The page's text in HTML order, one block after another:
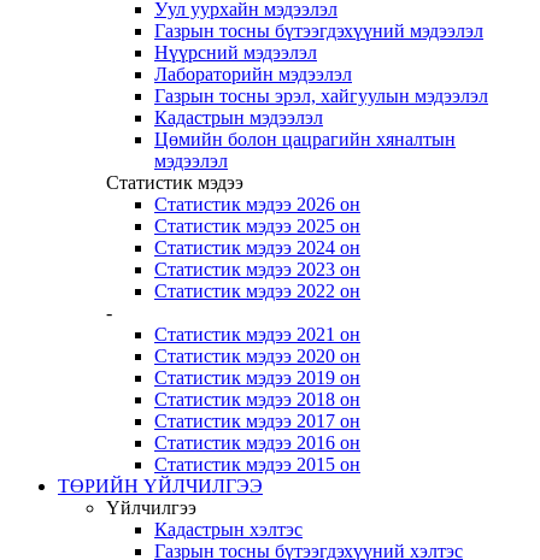
Уул уурхайн мэдээлэл
Газрын тосны бүтээгдэхүүний мэдээлэл
Нүүрсний мэдээлэл
Лабораторийн мэдээлэл
Газрын тосны эрэл, хайгуулын мэдээлэл
Кадастрын мэдээлэл
Цөмийн болон цацрагийн хяналтын
мэдээлэл
Статистик мэдээ
Статистик мэдээ 2026 он
Статистик мэдээ 2025 он
Статистик мэдээ 2024 он
Статистик мэдээ 2023 он
Статистик мэдээ 2022 он
-
Статистик мэдээ 2021 он
Статистик мэдээ 2020 он
Статистик мэдээ 2019 он
Статистик мэдээ 2018 он
Статистик мэдээ 2017 он
Статистик мэдээ 2016 он
Статистик мэдээ 2015 он
ТӨРИЙН ҮЙЛЧИЛГЭЭ
Үйлчилгээ
Кадастрын хэлтэс
Газрын тосны бүтээгдэхүүний хэлтэс